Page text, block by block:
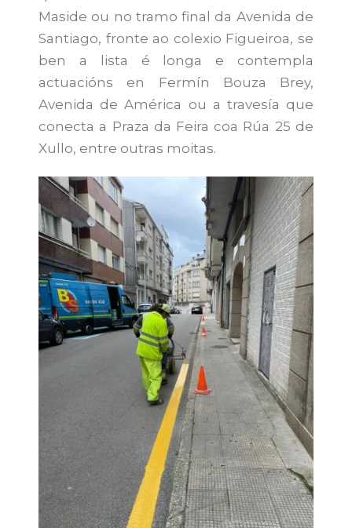
Maside ou no tramo final da Avenida de
Santiago, fronte ao colexio Figueiroa, se
ben a lista é longa e contempla
actuacións en Fermín Bouza Brey,
Avenida de América ou a travesía que
conecta a Praza da Feira coa Rúa 25 de
Xullo, entre outras moitas.